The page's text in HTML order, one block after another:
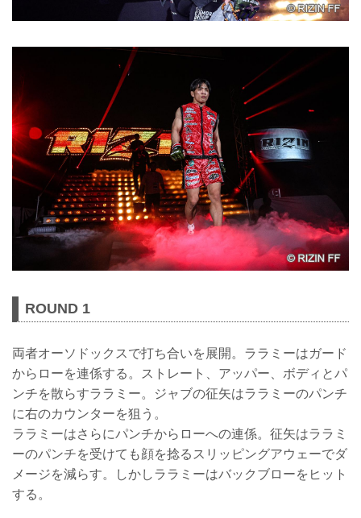
ROUND 1
両者オーソドックスで打ち合いを展開。ララミーはガード
からローを連係する。ストレート、アッパー、ボディとパ
ンチを散らすララミー。ジャブの征矢はララミーのパンチ
に右のカウンターを狙う。
ララミーはさらにパンチからローへの連係。征矢はララミ
ーのパンチを受けても顔を捻るスリッピングアウェーでダ
メージを減らす。しかしララミーはバックブローをヒット
する。